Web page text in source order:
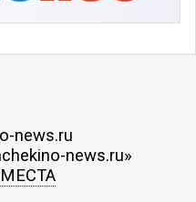
news.ru
news.ru»